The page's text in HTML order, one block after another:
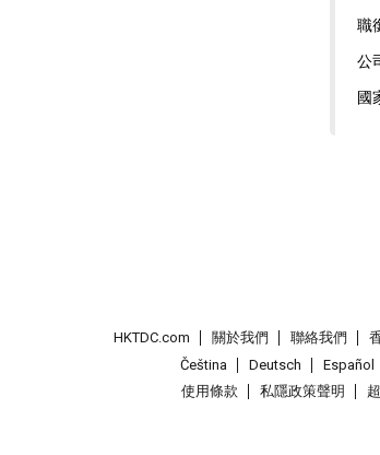
職
公
國
HKTDC.com 關於我們 聯絡我們
Čeština
Deutsch Español
使用條款
私隱政策聲明